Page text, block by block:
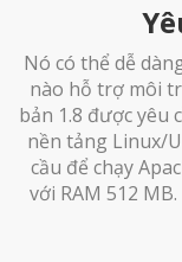
Nó có thể dễ
nào hỗ trợ môi
bản 1.8 được yêu
nền tảng Linux/
cầu để chạy
với RAM 512